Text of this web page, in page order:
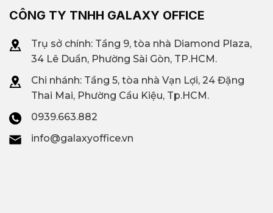
CÔNG TY TNHH GALAXY OFFICE
Trụ sở chính: Tầng 9, tòa nhà Diamond Plaza,
34 Lê Duẩn, Phường Sài Gòn, TP.HCM.
Chi nhánh: Tầng 5, tòa nhà Vạn Lợi, 24 Đặng
Thai Mai, Phường Cầu Kiệu, Tp.HCM.
0939.663.882
info@galaxyoffice.vn